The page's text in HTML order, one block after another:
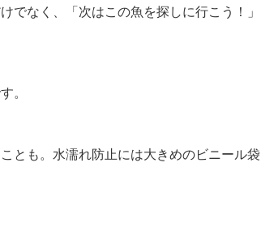
でなく、「次はこの魚を探しに行こう！」
。
とも。水濡れ防止には大きめのビニール袋